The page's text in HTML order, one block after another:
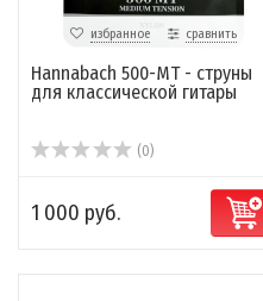
избранное сравнить
Hannabach 500-MT - струны
для классической гитары
(0)
1 000 руб.